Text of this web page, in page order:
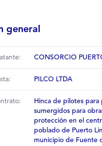
general
CONSORCIO
PILCO LTDA
Hinca de pilotes para
sumergidos para
protección en el
poblado de Puerto
municipio de Fuente